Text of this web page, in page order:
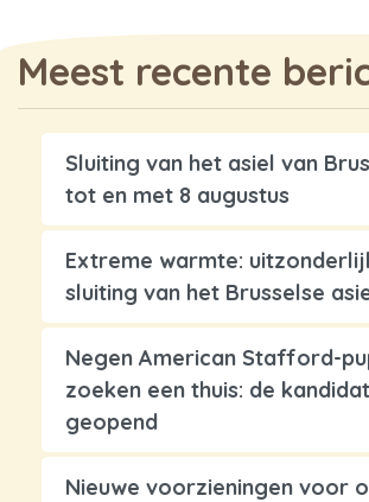
Meest recente
Sluiting van het asiel van
tot en met 8 augustus
Extreme warmte:
sluiting van het Brusselse
Negen American Stafford-
zoeken een thuis: de
geopend
Nieuwe voorzieningen voor